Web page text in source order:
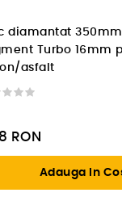
diamantat
Turbo 16mm
asfalt
RON
Adauga In